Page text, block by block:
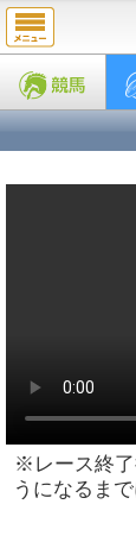
※レース終了
うになるま